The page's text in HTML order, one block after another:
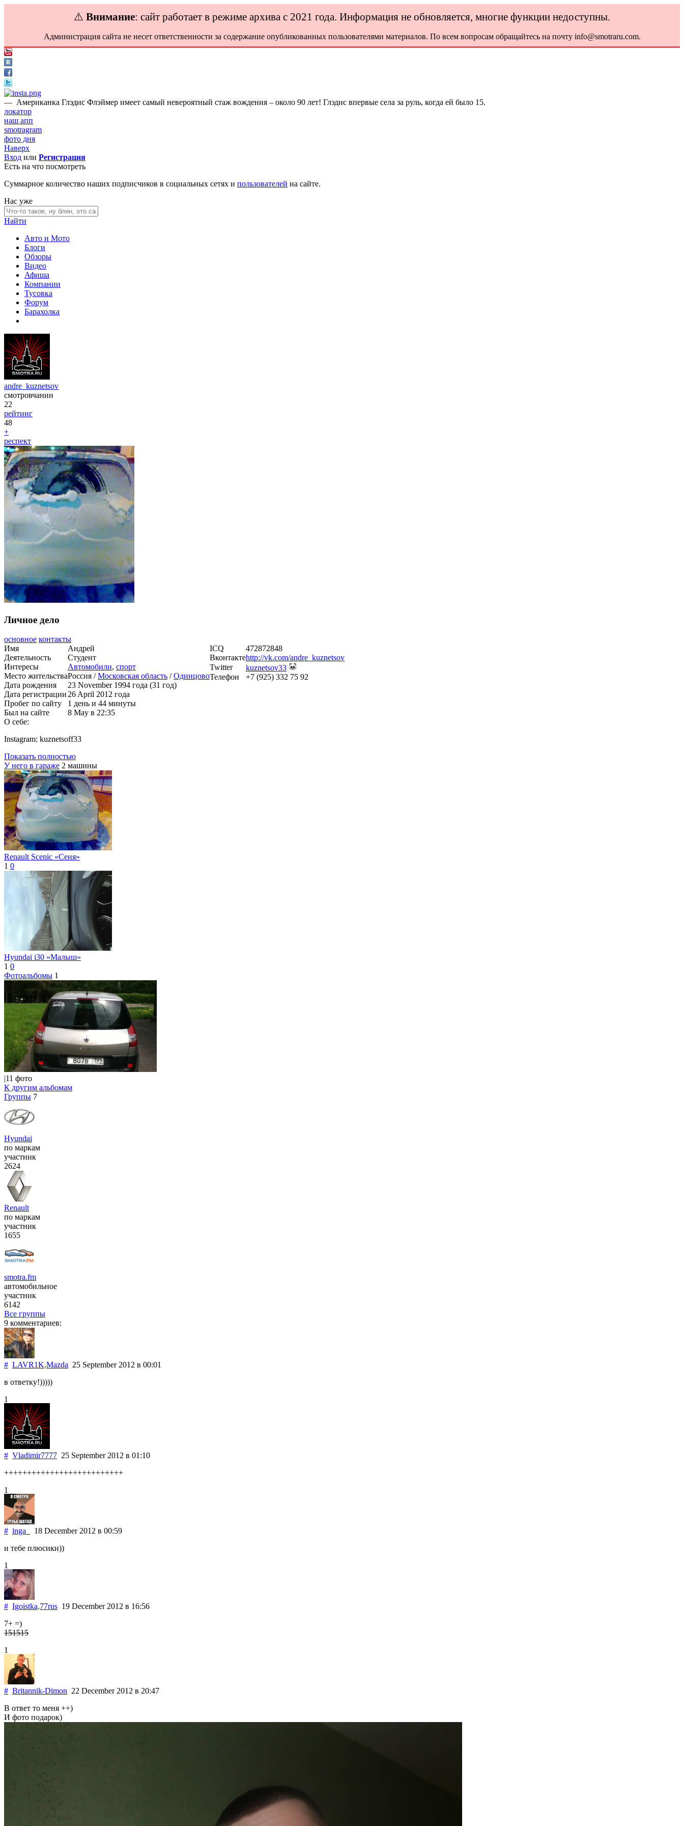
⚠️ Внимание: сайт работает в режиме архива с 2021 года. Информация не обновляется, многие функции недоступны.
Администрация сайта не несет ответственности за содержание опубликованных пользователями материалов. По всем вопросам обращайтесь на почту info@smotraru.com.
— Американка Глэдис Флэймер имеет самый невероятный стаж вождения – около 90 лет! Глэдис впервые села за руль, когда ей было 15.
локатор
наш апп
smotragram
фото дня
Наверх
Вход или Регистрация
Есть на что посмотреть
Суммарное количество наших подписчиков в социальных сетях и пользователей на сайте.
Нас уже
Найти
Авто и Мото
Блоги
Обзоры
Видео
Афиша
Компании
Тусовка
Форум
Барахолка
andre_kuznetsov
смотровчанин
22
рейтинг
48
+
респект
Личное дело
основное контакты
Имя
Андрей
Деятельность
Студент
Интересы
Автомобили, спорт
Место жительстваРоссия /Московская область /Одинцово
Дата рождения
23 November 1994 года (31 год)
Дата регистрации26 April 2012 года
Пробег по сайту
1 день и 44 минуты
Был на сайте
8 May в 22:35
ICQ
472872848
Вконтактеhttp://vk.com/andre_kuznetsov
Twitter
kuznetsov33
Телефон
+7 (925) 332 75 92
О себе:
Instagram: kuznetsoff33
Показать полностью
У него в гараже 2 машины
Renault Scenic «Сеня»
1 0
Hyundai i30 «Малыш»
1 0
Фотоальбомы 1
|11 фото
К другим альбомам
Группы 7
Hyundai
по маркам
участник
2624
Renault
по маркам
участник
1655
smotra.fm
автомобильное
участник
6142
Все группы
9 комментариев:
# LAVR1K.Mazda 25 September 2012 в 00:01
в ответку!)))))
1
# Vladimir7777 25 September 2012 в 01:10
++++++++++++++++++++++++++
1
# inga_ 18 December 2012 в 00:59
и тебе плюсики))
1
# Igoistka.77rus 19 December 2012 в 16:56
7+ =)
151515
1
# Britannik-Dimon 22 December 2012 в 20:47
В ответ то меня ++)
И фото подарок)